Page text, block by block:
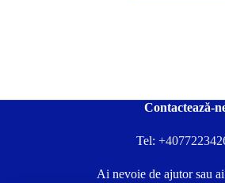
Contactează-
Tel:
Ai nevoie de ajutor sau